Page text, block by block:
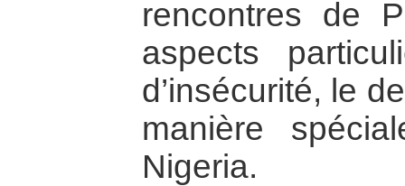
rencontres de
aspects
d’insécurité, le
manière
Nigeria.